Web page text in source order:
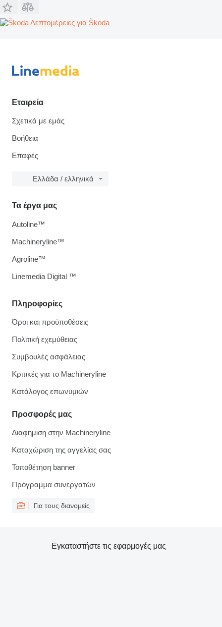
Λεπτομέρειες για Škoda
Εταιρεία
Σχετικά με εμάς
Βοήθεια
Επαφές
Ελλάδα / ελληνικά
Πληροφορίες
Όροι και προϋποθέσεις
Πολιτική εχεμύθειας
Συμβουλές ασφάλειας
Κριτικές για το Machineryline
Κατάλογος επωνυμιών
Προσφορές μας
Διαφήμιση στην Machineryline
Καταχώριση της αγγελίας σας
Τοποθέτηση banner
Πρόγραμμα συνεργατών
Για τους διανομείς
Τα έργα μας
Autoline™
Machineryline™
Agroline™
Linemedia Digital ™
Εγκαταστήστε τις εφαρμογές μας